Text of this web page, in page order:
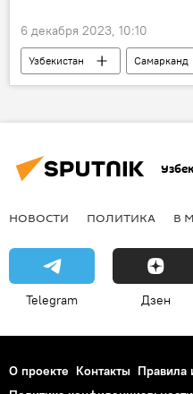
6 декабря 2023, 10:10
Узбекистан Самарканд
бизнес-форум
НОВОСТИ ПОЛИТИКА В
Telegram Дзен
О проекте Контакты Правила